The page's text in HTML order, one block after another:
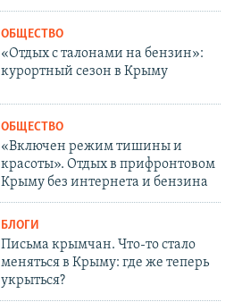
ОБЩЕСТВО
«Отдых с талонами на бензин»:
курортный сезон в Крыму
ОБЩЕСТВО
«Включен режим тишины и
красоты». Отдых в прифронтовом
Крыму без интернета и бензина
БЛОГИ
Письма крымчан. Что-то стало
меняться в Крыму: где же теперь
укрыться?